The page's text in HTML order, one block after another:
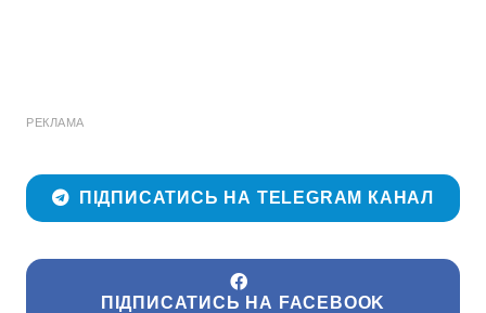
РЕКЛАМА
ПІДПИСАТИСЬ НА TELEGRAM КАНАЛ
ПІДПИСАТИСЬ НА FACEBOOK